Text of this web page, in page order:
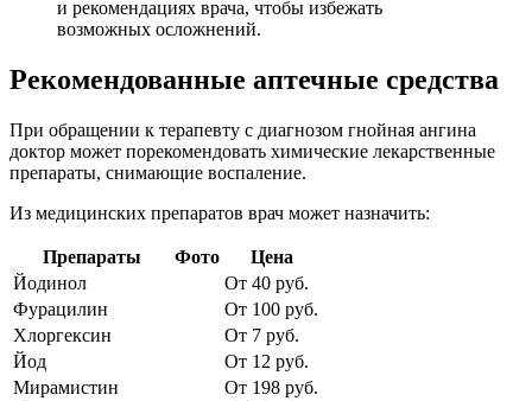
и рекомендациях врача, чтобы избежать
возможных осложнений.
Рекомендованные аптечные средства
При обращении к терапевту с диагнозом гнойная ангина
доктор может порекомендовать химические лекарственные
препараты, снимающие воспаление.
Из медицинских препаратов врач может назначить:
Препараты Фото
Цена
Йодинол
От 40 руб.
Фурацилин
От 100 руб.
Хлоргексин
От 7 руб.
Йод
От 12 руб.
Мирамистин
От 198 руб.